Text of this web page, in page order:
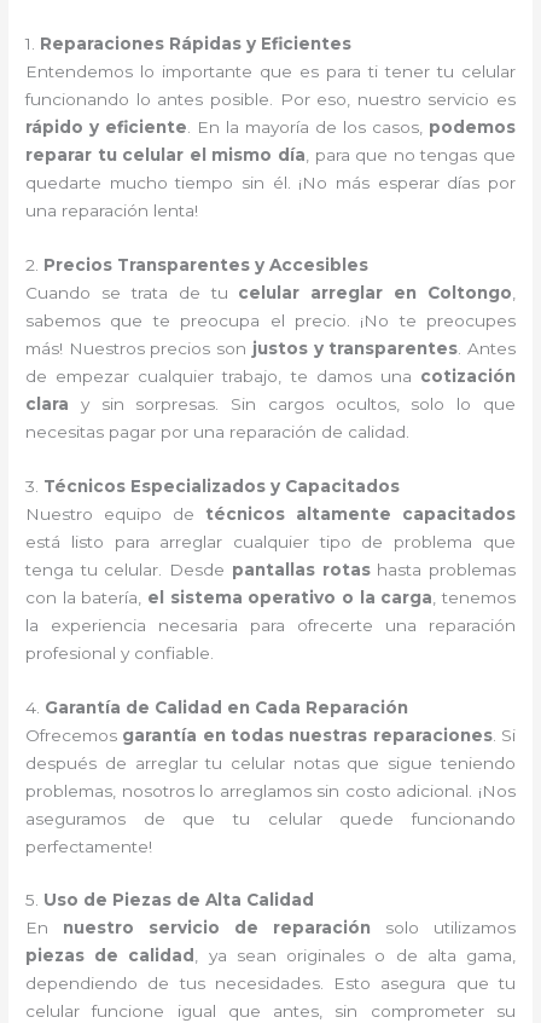
1. Reparaciones Rápidas y Eficientes
Entendemos lo importante que es para ti tener tu celular
funcionando lo antes posible. Por eso, nuestro servicio es
rápido y eficiente . En la mayoría de los casos, podemos
reparar tu celular el mismo día , para que no tengas que
quedarte mucho tiempo sin él. ¡No más esperar días por
una reparación lenta!
2. Precios Transparentes y Accesibles
Cuando se trata de tu celular arreglar en Coltongo
sabemos que te preocupa el precio. ¡No te preocupes
más! Nuestros precios son justos y transparentes . Antes
de empezar cualquier trabajo, te damos una cotización
clara y sin sorpresas. Sin cargos ocultos, solo lo que
necesitas pagar por una reparación de calidad.
3. Técnicos Especializados y Capacitados
Nuestro equipo de técnicos altamente capacitados
está listo para arreglar cualquier tipo de problema que
tenga tu celular. Desde pantallas rotashasta problemas
con la batería, el sistema operativo o la carga , tenemos
la experiencia necesaria para ofrecerte una reparación
profesional y confiable.
4. Garantía de Calidad en Cada Reparación
Ofrecemos garantía en todas nuestras reparaciones. Si
después de arreglar tu celular notas que sigue teniendo
problemas, nosotros lo arreglamos sin costo adicional. ¡Nos
aseguramos de que tu celular quede funcionando
perfectamente!
5. Uso de Piezas de Alta Calidad
En nuestro servicio de reparación solo utilizamos
piezas de calidad , ya sean originales o de alta gama,
dependiendo de tus necesidades. Esto asegura que tu
celular funcione igual que antes, sin comprometer su